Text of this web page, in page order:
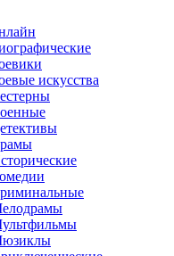
искусства